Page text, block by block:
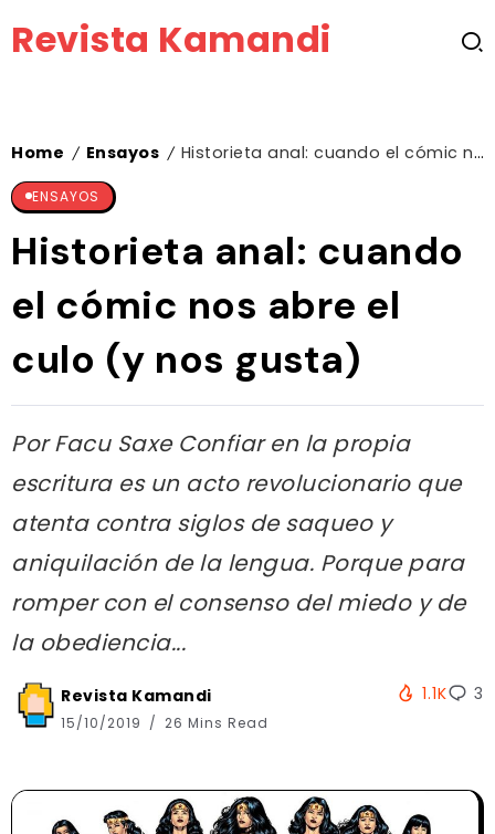
Revista Kamandi
Home / Ensayos / Historieta anal: cuando el cómic nos abre el culo (y nos gusta)
ENSAYOS
Historieta anal: cuando
el cómic nos abre el
culo (y nos gusta)
Por Facu Saxe Confiar en la propia
escritura es un acto revolucionario que
atenta contra siglos de saqueo y
aniquilación de la lengua. Porque para
romper con el consenso del miedo y de
la obediencia...
Revista Kamandi
15/10/2019 26 Mins Read
1.1K 3